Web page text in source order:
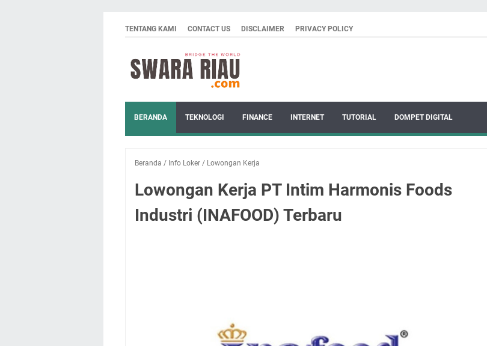
TENTANG KAMI CONTACT US DISCLAIMER PRIVACY POLICY
BERANDA TEKNOLOGI FINANCE INTERNET TUTORIAL DOMPET DIGITAL
Beranda / Info Loker / Lowongan Kerja
Lowongan Kerja PT Intim Harmonis Foods
Industri (INAFOOD) Terbaru